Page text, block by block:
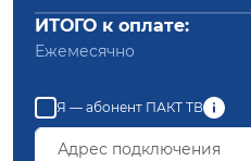
ИТОГО к оплате:
Ежемесячно
Я — абонент ПАКТ ТВ